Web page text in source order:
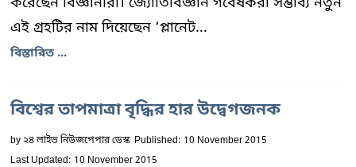
এই গ্রহটির নাম দিয়েছেন ‘প্লানেট...
বিস্তারিত ...
বিশ্বের তাপমাত্রা বৃদ্ধির হার উদ্বেগজনক
by২৪ লাইভ নিউজপেপার ডেস্ক Published: 10 November 2015
Last Updated: 10 November 2015